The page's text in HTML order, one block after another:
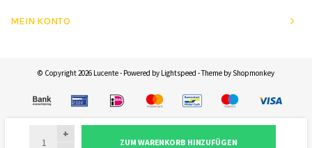
+
ZUM WARENKORB HINZUFÜGEN
MEIN KONTO
© Copyright 2026 Lucente - Powered by Lightspeed - Theme by Shopmonkey